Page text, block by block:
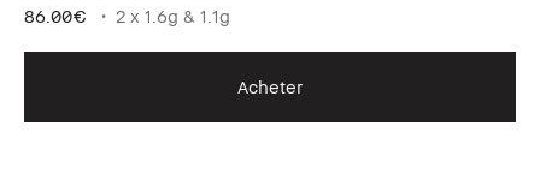
86.00€ 2 x 1.6g & 1.1g
Acheter